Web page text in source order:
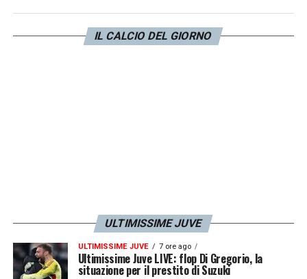
IL CALCIO DEL GIORNO
ULTIMISSIME JUVE
ULTIMISSIME JUVE 7 ore ago
Ultimissime Juve LIVE: flop Di Gregorio, la
situazione per il prestito di Suzuki